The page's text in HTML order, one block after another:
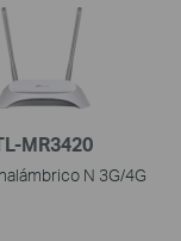
MR3420
N 3G/4G